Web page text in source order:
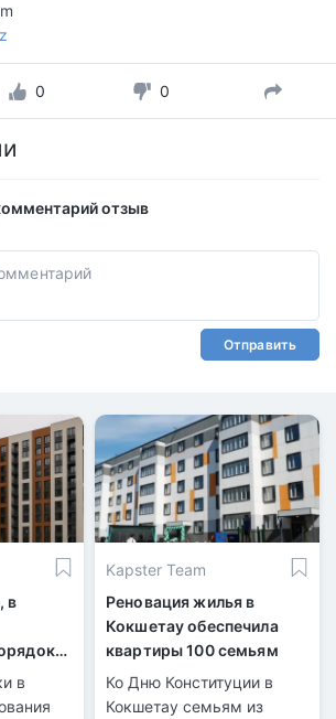
0 0
отзыв
Отправить
в
в
Kapster Team
Реновация жилья в
Кокшетау обеспечила
квартиры 100 семьям
Ко Дню Конституции в
Кокшетау семьям из